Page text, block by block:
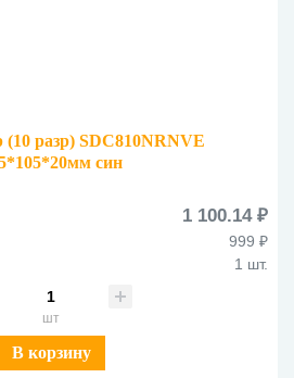
(10 разр) SDC810NRNVE
син
1 100.14 ₽
999 ₽
1 шт.
шт
В корзину